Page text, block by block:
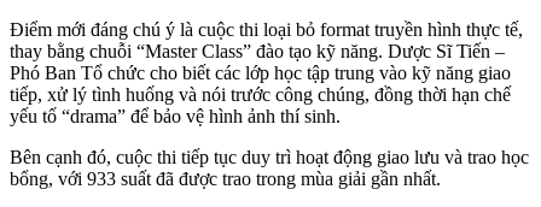
Điểm mới đáng chú ý là cuộc thi loại bỏ format truyền hình thực tế,
thay bằng chuỗi “Master Class” đào tạo kỹ năng. Dược Sĩ Tiến –
Phó Ban Tổ chức cho biết các lớp học tập trung vào kỹ năng giao
tiếp, xử lý tình huống và nói trước công chúng, đồng thời hạn chế
yếu tố “drama” để bảo vệ hình ảnh thí sinh.
Bên cạnh đó, cuộc thi tiếp tục duy trì hoạt động giao lưu và trao học
bổng, với 933 suất đã được trao trong mùa giải gần nhất.